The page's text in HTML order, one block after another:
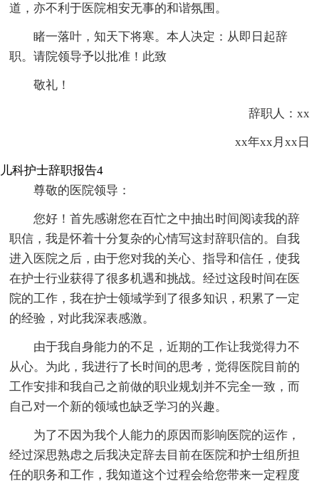
道，亦不利于医院相安无事的和谐氛围。
睹一落叶，知天下将寒。本人决定：从即日起辞
职。请院领导予以批准！此致
敬礼！
辞职人：xx
xx年xx月xx日
儿科护士辞职报告4
尊敬的医院领导：
您好！首先感谢您在百忙之中抽出时间阅读我的辞
职信，我是怀着十分复杂的心情写这封辞职信的。自我
进入医院之后，由于您对我的关心、指导和信任，使我
在护士行业获得了很多机遇和挑战。经过这段时间在医
院的工作，我在护士领域学到了很多知识，积累了一定
的经验，对此我深表感激。
由于我自身能力的不足，近期的工作让我觉得力不
从心。为此，我进行了长时间的思考，觉得医院目前的
工作安排和我自己之前做的职业规划并不完全一致，而
自己对一个新的领域也缺乏学习的兴趣。
为了不因为我个人能力的原因而影响医院的运作，
经过深思熟虑之后我决定辞去目前在医院和护士组所担
任的职务和工作，我知道这个过程会给您带来一定程度